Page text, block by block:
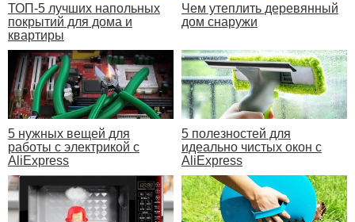
ТОП-5 лучших напольных
покрытий для дома и
квартиры
Чем утеплить деревянный
дом снаружи
5 нужных вещей для
работы с электрикой с
AliExpress
5 полезностей для
идеально чистых окон с
AliExpress